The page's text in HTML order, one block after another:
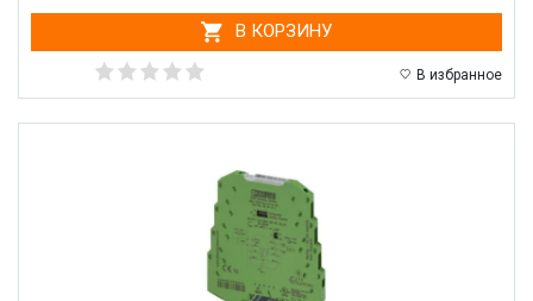
В КОРЗИНУ
В избранное